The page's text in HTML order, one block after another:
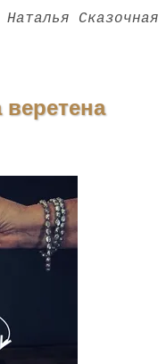
Наталья Сказочная
веретена